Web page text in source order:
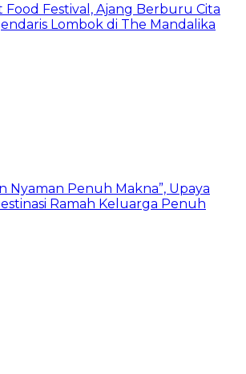
Food Festival, Ajang Berburu Cita
Lombok di The Mandalika
Nyaman Penuh Makna”, Upaya
Ramah Keluarga Penuh